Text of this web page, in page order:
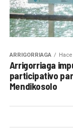
ARRIGORRIAGA
Arrigorriaga
participativo
Mendikosolo